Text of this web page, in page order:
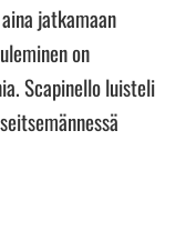
jatkamaan
on
Scapinello luisteli